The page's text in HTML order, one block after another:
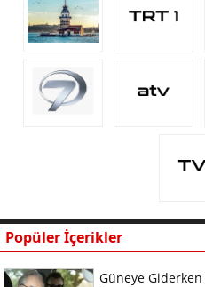
Popüler İçerikler
Güneye